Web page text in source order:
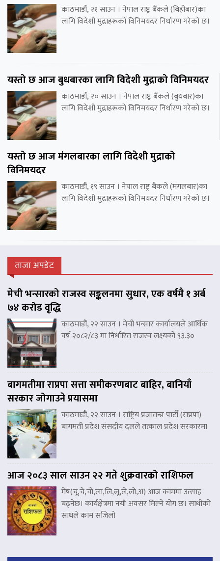
काठमाडौं, २१ साउन । नेपाल राष्ट्र बैंकले (बिहीबार)का
लागि विदेशी मुद्राहरूको विनिमयदर निर्धारण गरेको छ।
यस्तो छ आज बुधबारका लागि विदेशी मुद्राको विनिमयदर
काठमाडौं, २० साउन । नेपाल राष्ट्र बैंकले (बुधबार)का
लागि विदेशी मुद्राहरूको विनिमयदर निर्धारण गरेको छ।
यस्तो छ आज मंगलबारका लागि विदेशी मुद्राको
विनिमयदर
काठमाडौं, १९ साउन । नेपाल राष्ट्र बैंकले (मंगलबार)का
लागि विदेशी मुद्राहरूको विनिमयदर निर्धारण गरेको छ।
ताजा अपडेट
मेची भन्सारको राजस्व सङ्कलनमा सुधार, एक वर्षमै १ अर्ब
७४ करोड वृद्धि
काठमाडौं, २२ साउन । मेची भन्सार कार्यालयले आर्थिक
वर्ष २०८२/८३ मा निर्धारित राजस्व लक्ष्यको ९३.३०
बागमतीमा राप्रपा सत्ता समीकरणबाट बाहिर, बानियाँ
सरकार जोगाउने प्रयासमा
काठमाडौं, २२ साउन । राष्ट्रिय प्रजातन्त्र पार्टी (राप्रपा)
बागमती प्रदेश संसदीय दलले तत्काल प्रदेश सरकारमा
आज २०८३ साल साउन २२ गते शुक्रवारको राशिफल
मेष(चू,चे,चो,ला,लि,लू,ले,लो,अ) आज काममा उत्साह
बढ्नेछ। कार्यक्षेत्रमा नयाँ अवसर मिल्ने योग छ। साथीको
साथले काम सजिलो